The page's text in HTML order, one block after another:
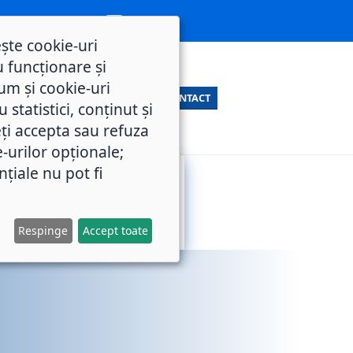
CONTACT
cookie-uri
funcționare și
și cookie-uri
statistici, conținut și
accepta sau refuza
urilor opționale;
nu pot fi
Respinge Accept toate